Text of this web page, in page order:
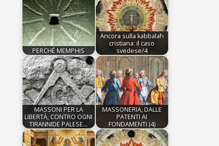
PERCHÉ MEMPHIS
Ancora sulla kabbalah
cristiana: il caso
svedese/4
MASSONI PER LA
LIBERTÀ, CONTRO OGNI
TIRANNIDE PALESE…
MASSONERIA, DALLE
PATENTI AI
FONDAMENTI (4)